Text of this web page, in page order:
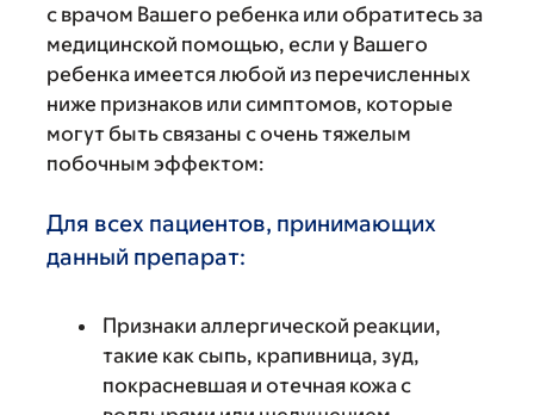
с врачом Вашего ребенка или обратитесь за
медицинской помощью, если у Вашего
ребенка имеется любой из перечисленных
ниже признаков или симптомов, которые
могут быть связаны с очень тяжелым
побочным эффектом:
Для всех пациентов, принимающих
данный препарат:
Признаки аллергической реакции,
такие как сыпь, крапивница, зуд,
покрасневшая и отечная кожа с